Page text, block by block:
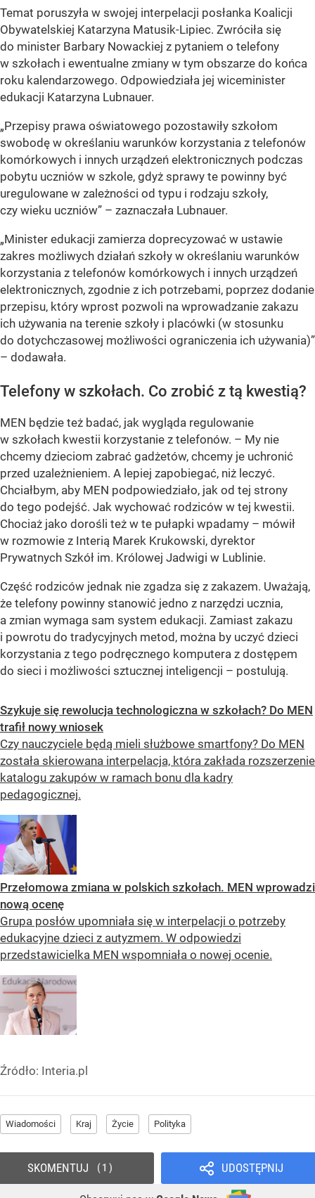
Temat poruszyła w swojej interpelacji posłanka Koalicji
Obywatelskiej Katarzyna Matusik-Lipiec. Zwróciła się
do minister Barbary Nowackiej z pytaniem o telefony
w szkołach i ewentualne zmiany w tym obszarze do końca
roku kalendarzowego. Odpowiedziała jej wiceminister
edukacji Katarzyna Lubnauer.
„Przepisy prawa oświatowego pozostawiły szkołom
swobodę w określaniu warunków korzystania z telefonów
komórkowych i innych urządzeń elektronicznych podczas
pobytu uczniów w szkole, gdyż sprawy te powinny być
uregulowane w zależności od typu i rodzaju szkoły,
czy wieku uczniów” – zaznaczała Lubnauer.
„Minister edukacji zamierza doprecyzować w ustawie
zakres możliwych działań szkoły w określaniu warunków
korzystania z telefonów komórkowych i innych urządzeń
elektronicznych, zgodnie z ich potrzebami, poprzez dodanie
przepisu, który wprost pozwoli na wprowadzanie zakazu
ich używania na terenie szkoły i placówki (w stosunku
do dotychczasowej możliwości ograniczenia ich używania)”
– dodawała.
Telefony w szkołach. Co zrobić z tą kwestią?
MEN będzie też badać, jak wygląda regulowanie
w szkołach kwestii korzystanie z telefonów. – My nie
chcemy dzieciom zabrać gadżetów, chcemy je uchronić
przed uzależnieniem. A lepiej zapobiegać, niż leczyć.
Chciałbym, aby MEN podpowiedziało, jak od tej strony
do tego podejść. Jak wychować rodziców w tej kwestii.
Chociaż jako dorośli też w te pułapki wpadamy – mówił
w rozmowie z Interią Marek Krukowski, dyrektor
Prywatnych Szkół im. Królowej Jadwigi w Lublinie.
Część rodziców jednak nie zgadza się z zakazem. Uważają,
że telefony powinny stanowić jedno z narzędzi ucznia,
a zmian wymaga sam system edukacji. Zamiast zakazu
i powrotu do tradycyjnych metod, można by uczyć dzieci
korzystania z tego podręcznego komputera z dostępem
do sieci i możliwości sztucznej inteligencji – postulują.
Szykuje się rewolucja technologiczna w szkołach? Do MEN
trafił nowy wniosek
Czy nauczyciele będą mieli służbowe smartfony? Do MEN
została skierowana interpelacja, która zakłada rozszerzenie
katalogu zakupów w ramach bonu dla kadry
pedagogicznej.
Przełomowa zmiana w polskich szkołach. MEN wprowadzi
nową ocenę
Grupa posłów upomniała się w interpelacji o potrzeby
edukacyjne dzieci z autyzmem. W odpowiedzi
przedstawicielka MEN wspomniała o nowej ocenie.
Źródło: Interia.pl
Wiadomości Kraj Życie Polityka
UDOSTĘPNIJ
SKOMENTUJ 1